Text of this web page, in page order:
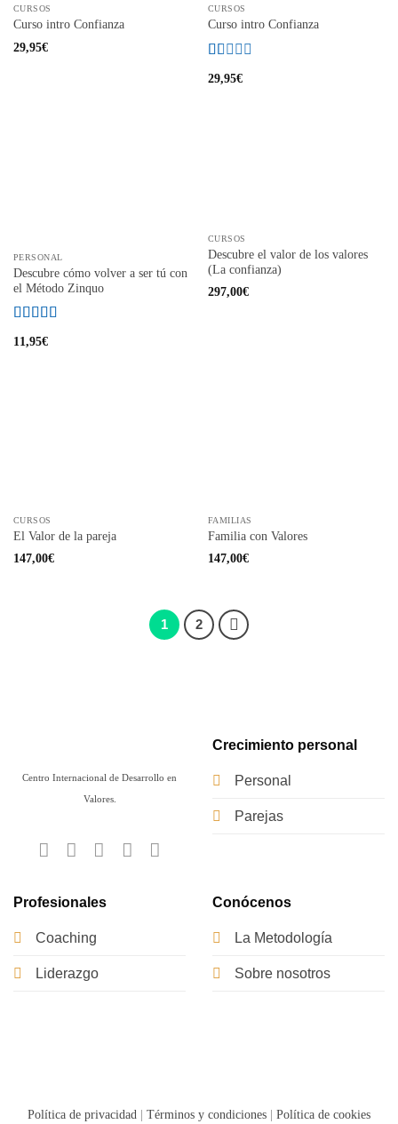
CURSOS
Curso intro Confianza
29,95€
CURSOS
Curso intro Confianza
Valorado
con
29,95€
PERSONAL
Descubre cómo volver a ser tú con
el Método Zinquo
Valorado
con4de
11,95€
CURSOS
Descubre el valor de los valores
(La confianza)
297,00€
CURSOS
El Valor de la pareja
147,00€
FAMILIAS
Familia con Valores
147,00€
1 2
Centro Internacional de Desarrollo en
Valores.
Crecimiento personal
Personal
Parejas
Profesionales
Coaching
Liderazgo
Conócenos
La Metodología
Sobre nosotros
Política de privacidad | Términos y condiciones | Política de cookies